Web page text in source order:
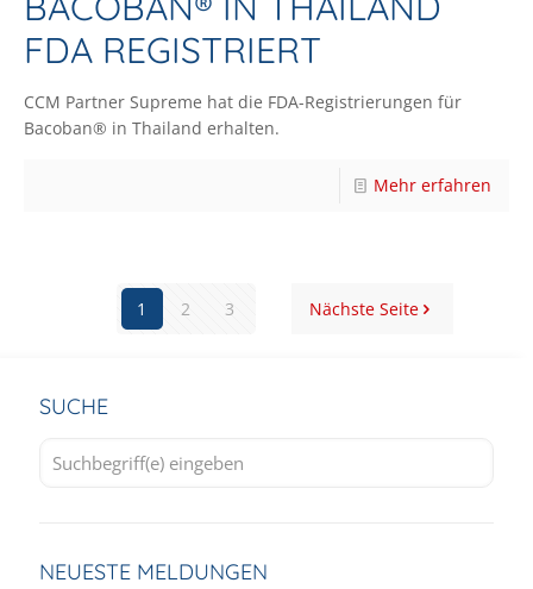
FDA REGISTRIERT
CCM Partner Supreme hat die FDA-Registrierungen für
Bacoban® in Thailand erhalten.
Mehr erfahren
1 2 3 Nächste Seite
SUCHE
NEUESTE MELDUNGEN